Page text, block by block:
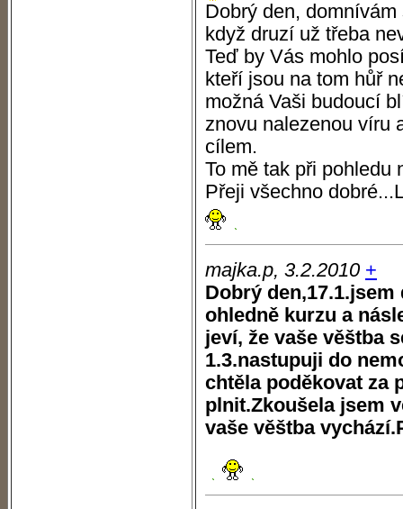
Dobrý den,
když druzí už třeba
Teď by Vás mohlo
kteří jsou na tom hůř
možná Vaši budoucí
znovu nalezenou víru
cílem.
To mě tak při pohledu
Přeji všechno
majka.p, 3.2.2010 +
Dobrý
ohledně kurzu a
jeví, že vaše věštba
1.3.nastupuji do
chtěla poděkovat za
plnit.Zkoušela jsem
vaše věštba